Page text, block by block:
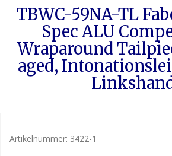
TBWC-59NA-TL
Spec ALU
Wraparound
aged,
Artikelnummer: 3422-1